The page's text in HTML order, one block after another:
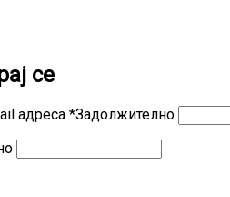
се
адреса *Задолжително